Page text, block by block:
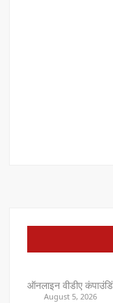
ऑनलाइन वीडीए
August 5, 2026